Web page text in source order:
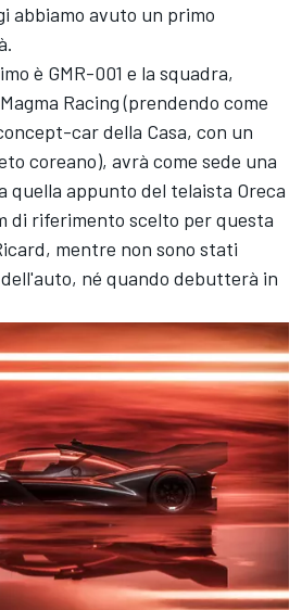
abbiamo avuto un primo
è GMR-001 e la squadra,
Racing (prendendo come
car della Casa, con un
coreano), avrà come sede una
appunto del telaista Oreca
di riferimento scelto per questa
mentre non sono stati
né quando debutterà in